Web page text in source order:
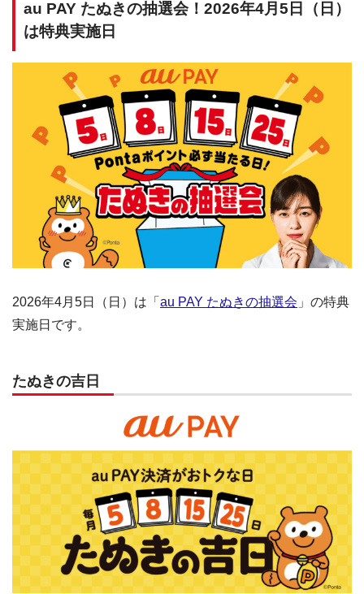
au PAY たぬきの抽選会！2026年4月5日（日）
は特典実施日
2026年4月5日（日）は「 au PAY たぬきの抽選会 」の特典
実施日です。
たぬきの吉日